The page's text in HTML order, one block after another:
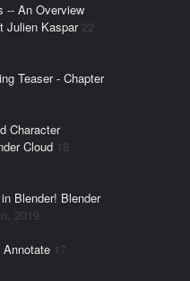
-- An Overview
Julien Kaspar 22
Teaser - Chapter
Character
Cloud 18
Blender! Blender
2019
Annotate 17